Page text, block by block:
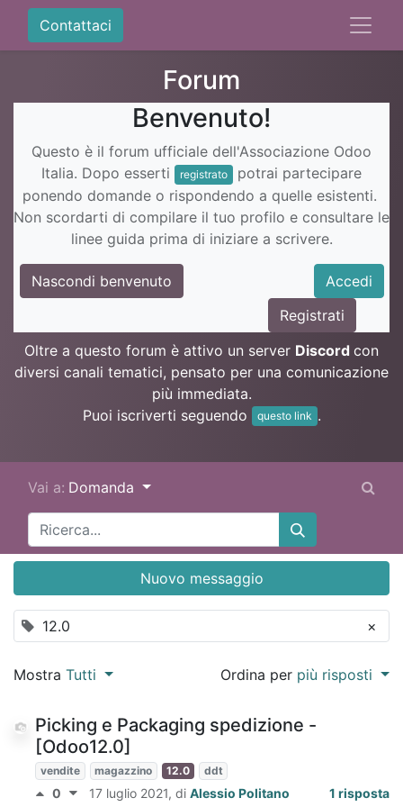
Contattaci
Forum
Benvenuto!
Questo è il forum ufficiale dell'Associazione Odoo
Italia. Dopo esserti
registrato
potrai partecipare
ponendo domande o rispondendo a quelle esistenti.
Non scordarti di compilare il tuo profilo e consultare le
linee guida prima di iniziare a scrivere.
Nascondi benvenuto
Accedi
Registrati
Oltre a questo forum è attivo un server Discord con
diversi canali tematici, pensato per una comunicazione
più immediata.
Puoi iscriverti seguendo
questo link .
Vai a: Domanda
12.0 ×
Nuovo messaggio
Mostra Tutti Ordina per più risposti
Picking e Packaging spedizione -
[Odoo12.0]
vendite magazzino 12.0 ddt
0 17 luglio 2021, di Alessio Politano 1 risposta